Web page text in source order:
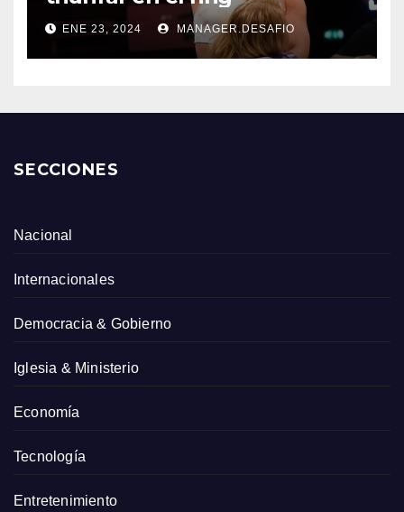
ENE 23, 2024 MANAGER.DESAFIO
SECCIONES
Nacional
Internacionales
Democracia & Gobierno
Iglesia & Ministerio
Economía
Tecnología
Entretenimiento